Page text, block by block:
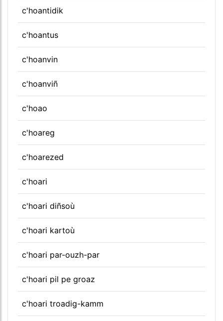
c'hoantidik
c'hoantus
c'hoanvin
c'hoanviñ
c'hoao
c'hoareg
c'hoarezed
c'hoari
c'hoari diñsoù
c'hoari kartoù
c'hoari par-ouzh-par
c'hoari pil pe groaz
c'hoari troadig-kamm